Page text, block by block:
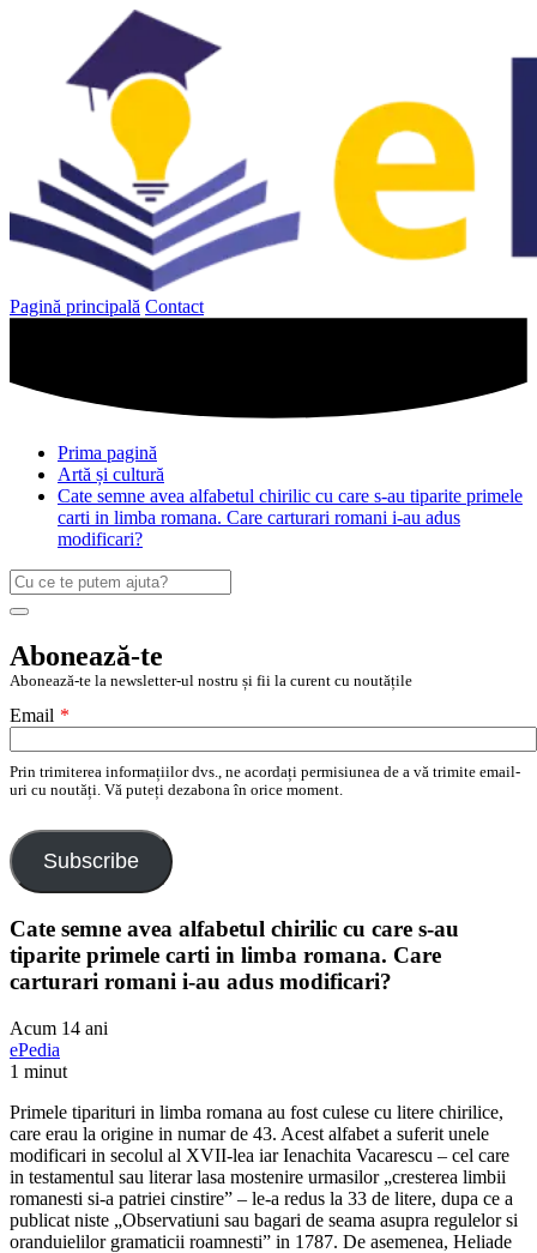
Pagină principală Contact
Prima pagină
Artă și cultură
Cate semne avea alfabetul chirilic cu care s-au tiparite primele
carti in limba romana. Care carturari romani i-au adus
modificari?
Caută
după:
Search
Abonează-te
Abonează-te la newsletter-ul nostru și fii la curent cu noutățile
Email *
Prin trimiterea informațiilor dvs., ne acordați permisiunea de a vă trimite email-
uri cu noutăți. Vă puteți dezabona în orice moment.
Subscribe
Cate semne avea alfabetul chirilic cu care s-au
tiparite primele carti in limba romana. Care
carturari romani i-au adus modificari?
Acum 14 ani
ePedia
1 minut
Primele tiparituri in limba romana au fost culese cu litere chirilice,
care erau la origine in numar de 43. Acest alfabet a suferit unele
modificari in secolul al XVII-lea iar Ienachita Vacarescu – cel care
in testamentul sau literar lasa mostenire urmasilor „cresterea limbii
romanesti si-a patriei cinstire” – le-a redus la 33 de litere, dupa ce a
publicat niste „Observatiuni sau bagari de seama asupra regulelor si
oranduielilor gramaticii roamnesti” in 1787. De asemenea, Heliade